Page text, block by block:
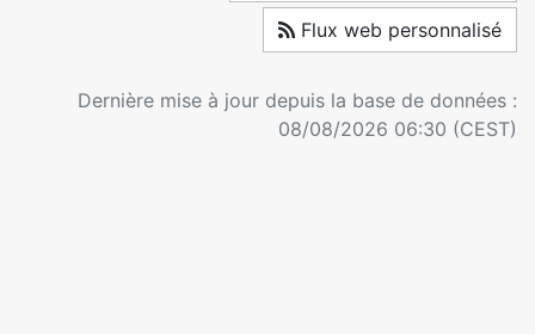
Flux web personnalisé
Dernière mise à jour depuis la base de données :
08/08/2026 06:30 (CEST)